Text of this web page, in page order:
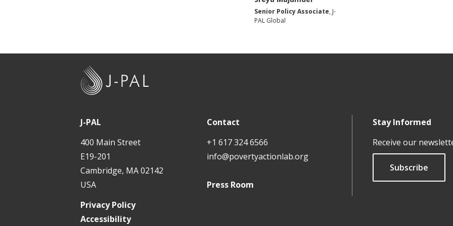
Senior Policy Associate, J-
PAL Global
J-PAL
400 Main Street
E19-201
Cambridge, MA 02142
USA
Contact
+1 617 324 6566
info@povertyactionlab.org
Press Room
Stay Informed
Receive our
Subscribe
Privacy Policy
Accessibility